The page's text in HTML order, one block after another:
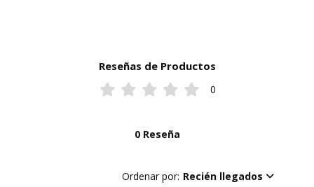
Reseñas de Productos
0
0 Reseña
Ordenar por: Recién llegados